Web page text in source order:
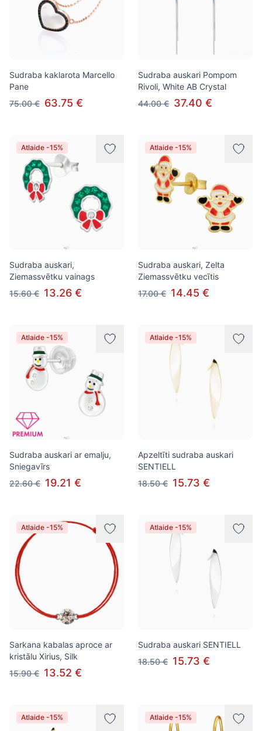
Sudraba kaklarota Marcello
Pane
75.00 € 63.75 €
Sudraba auskari Pompom
Rivoli, White AB Crystal
44.00 € 37.40 €
Atlaide -15%
Sudraba auskari,
Ziemassvētku vainags
15.60 € 13.26 €
Atlaide -15%
Sudraba auskari, Zelta
Ziemassvētku vecītis
17.00 € 14.45 €
Atlaide -15%
Sudraba auskari ar emalju,
Sniegavīrs
22.60 € 19.21 €
Atlaide -15%
Apzeltīti sudraba auskari
SENTIELL
18.50 € 15.73 €
Atlaide -15%
Sarkana kabalas aproce ar
kristālu Xirius, Silk
15.90 € 13.52 €
Atlaide -15%
Sudraba auskari SENTIELL
18.50 € 15.73 €
Atlaide -15% Atlaide -15%